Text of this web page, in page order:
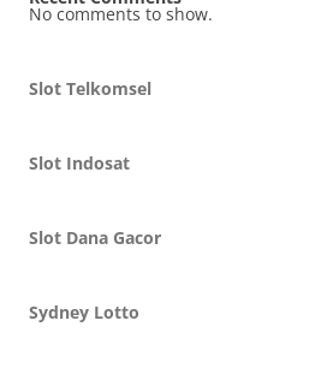
No comments to show.
Slot Telkomsel
Slot Indosat
Slot Dana Gacor
Sydney Lotto